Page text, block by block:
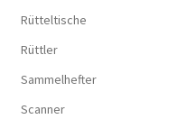
Rütteltische
Rüttler
Sammelhefter
Scanner